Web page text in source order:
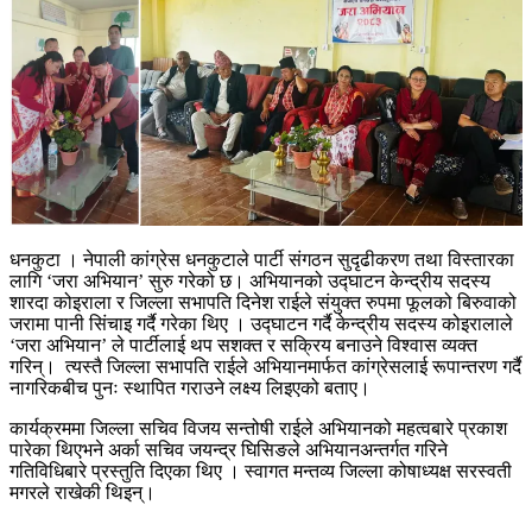
धनकुटा ।नेपाली कांग्रेस धनकुटाले पार्टी संगठन सुदृढीकरण तथा विस्तारका
लागि ‘जरा अभियान’ सुरु गरेको छ। अभियानको उद्घाटन केन्द्रीय सदस्य
शारदा कोइरालार जिल्ला सभापतिदिनेश राईले संयुक्त रुपमा फूलको बिरुवाको
जरामा पानी सिंचाइ गर्दै गरेका थिए । उद्घाटन गर्दै केन्द्रीय सदस्य कोइरालाले
‘जरा अभियान’ ले पार्टीलाई थप सशक्त र सक्रिय बनाउने विश्वास व्यक्त
गरिन्। त्यस्तै जिल्ला सभापति राईले अभियानमार्फत कांग्रेसलाई रूपान्तरण गर्दै
नागरिकबीच पुनः स्थापित गराउने लक्ष्य लिइएको बताए।
कार्यक्रममा जिल्ला सचिवविजय सन्तोषी राईले अभियानको महत्वबारे प्रकाश
पारेका थिएभने अर्का सचिव जयन्द्र घिसिङले अभियानअन्तर्गत गरिने
गतिविधिबारे प्रस्तुति दिएका थिए । स्वागत मन्तव्य जिल्ला कोषाध्यक्ष सरस्वती
मगरले राखेकी थिइन्।